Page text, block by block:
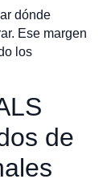
dónde
Ese margen
los
de